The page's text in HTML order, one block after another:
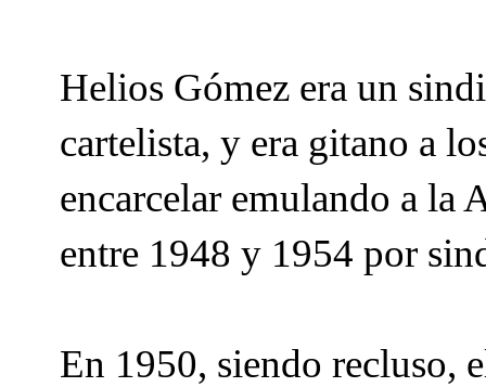
Helios Gómez era un
cartelista, y era gitano a
encarcelar emulando a la
entre 1948 y 1954 por
En 1950, siendo recluso,